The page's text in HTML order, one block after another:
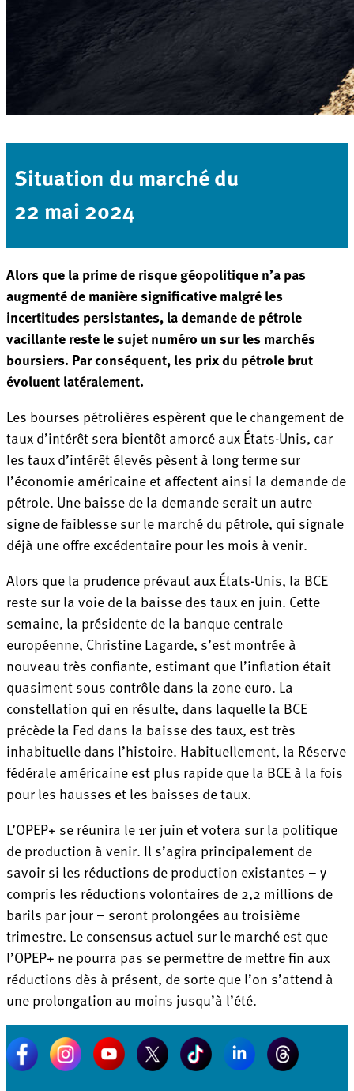
Situation du marché du
22 mai 2024
Alors que la prime de risque géopolitique n’a pas
augmenté de manière significative malgré les
incertitudes persistantes, la demande de pétrole
vacillante reste le sujet numéro un sur les marchés
boursiers. Par conséquent, les prix du pétrole brut
évoluent latéralement.
Les bourses pétrolières espèrent que le changement de
taux d’intérêt sera bientôt amorcé aux États-Unis, car
les taux d’intérêt élevés pèsent à long terme sur
l’économie américaine et affectent ainsi la demande de
pétrole. Une baisse de la demande serait un autre
signe de faiblesse sur le marché du pétrole, qui signale
déjà une offre excédentaire pour les mois à venir.
Alors que la prudence prévaut aux États-Unis, la BCE
reste sur la voie de la baisse des taux en juin. Cette
semaine, la présidente de la banque centrale
européenne, Christine Lagarde, s’est montrée à
nouveau très confiante, estimant que l’inflation était
quasiment sous contrôle dans la zone euro. La
constellation qui en résulte, dans laquelle la BCE
précède la Fed dans la baisse des taux, est très
inhabituelle dans l’histoire. Habituellement, la Réserve
fédérale américaine est plus rapide que la BCE à la fois
pour les hausses et les baisses de taux.
L’OPEP+ se réunira le 1er juin et votera sur la politique
de production à venir. Il s’agira principalement de
savoir si les réductions de production existantes – y
compris les réductions volontaires de 2,2 millions de
barils par jour – seront prolongées au troisième
trimestre. Le consensus actuel sur le marché est que
l’OPEP+ ne pourra pas se permettre de mettre fin aux
réductions dès à présent, de sorte que l’on s’attend à
une prolongation au moins jusqu’à l’été.